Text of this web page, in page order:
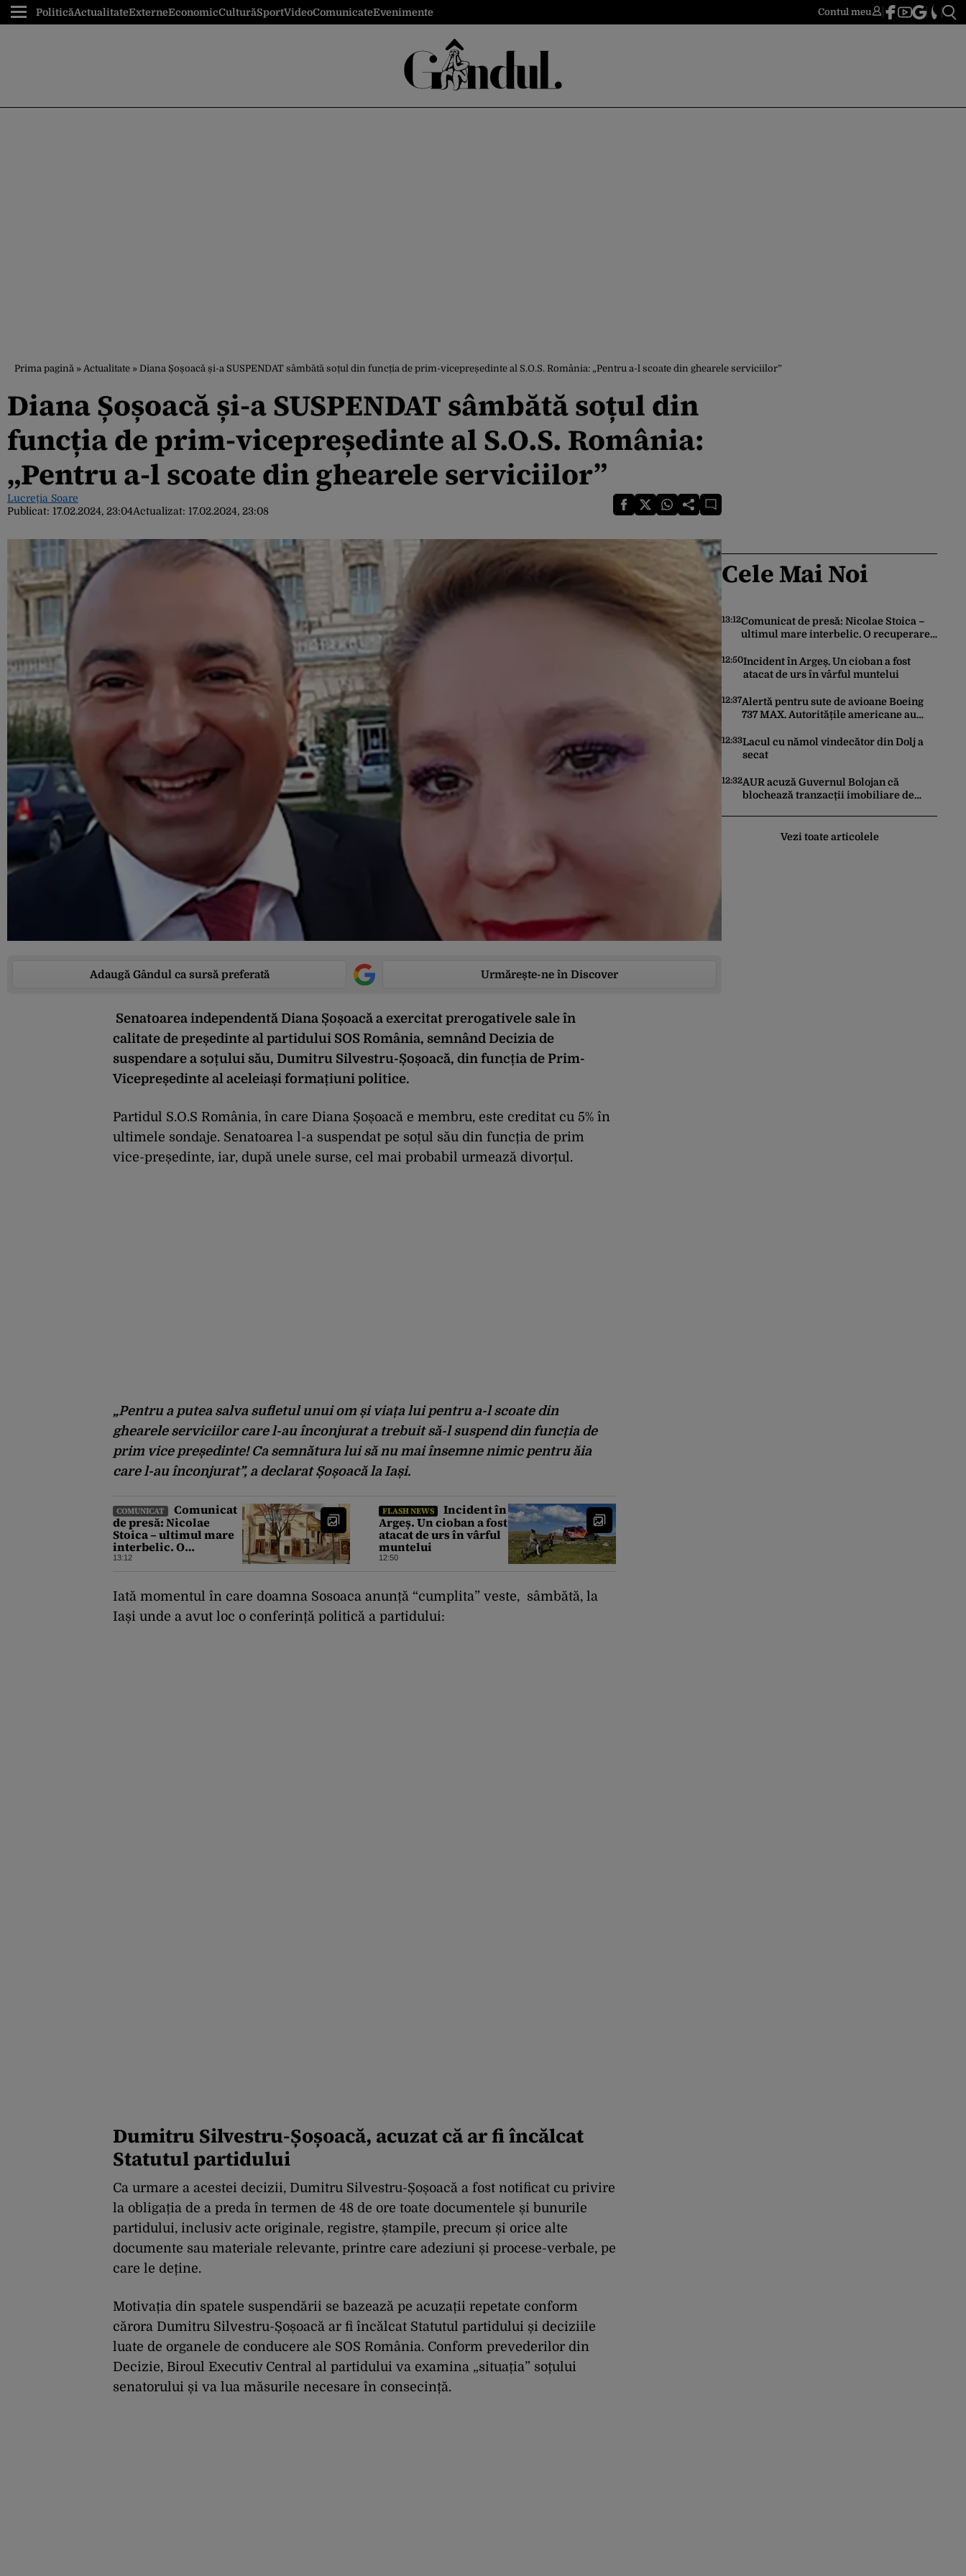
PoliticăActualitateExterneEconomicCulturăSportVideoComunicateEvenimente Contul meu
Prima pagină » Actualitate » Diana Șoșoacă și-a SUSPENDAT sâmbătă soțul din funcția de prim-vicepreședinte al S.O.S. România: „Pentru a-l scoate din ghearele serviciilor”
Diana Șoșoacă și-a SUSPENDAT sâmbătă soțul din
funcția de prim-vicepreședinte al S.O.S. România:
„Pentru a-l scoate din ghearele serviciilor”
Lucreția Soare
Publicat: 17.02.2024, 23:04Actualizat: 17.02.2024, 23:08
Adaugă Gândul ca sursă preferată Urmărește-ne în Discover
Senatoarea independentă Diana Șoșoacă a exercitat prerogativele sale în
calitate de președinte al partidului SOS România, semnând Decizia de
suspendare a soțului său, Dumitru Silvestru-Șoșoacă, din funcția de Prim-
Vicepreședinte al aceleiași formațiuni politice.
Partidul S.O.S România, în care Diana Șoșoacă e membru, este creditat cu 5% în
ultimele sondaje. Senatoarea l-a suspendat pe soțul său din funcția de prim
vice-președinte, iar, după unele surse, cel mai probabil urmează divorțul.
„Pentru a putea salva sufletul unui om și viața lui pentru a-l scoate din
ghearele serviciilor care l-au înconjurat a trebuit să-l suspend din funcția de
prim vice președinte! Ca semnătura lui să nu mai însemne nimic pentru ăia
care l-au înconjurat”, a declarat Șoșoacă la Iași.
COMUNICAT
Comunicat
de presă: Nicolae
Stoica – ultimul mare
interbelic. O
recuperare istorică
13:12
FLASH NEWS
Incident în
Argeș. Un cioban a fost
atacat de urs în vârful
muntelui
12:50
Iată momentul în care doamna Sosoaca anunță “cumplita” veste, sâmbătă, la
Iași unde a avut loc o conferință politică a partidului:
Dumitru Silvestru-Șoșoacă, acuzat că ar fi încălcat
Statutul partidului
Ca urmare a acestei decizii, Dumitru Silvestru-Șoșoacă a fost notificat cu privire
la obligația de a preda în termen de 48 de ore toate documentele și bunurile
partidului, inclusiv acte originale, registre, ștampile, precum și orice alte
documente sau materiale relevante, printre care adeziuni și procese-verbale, pe
care le deține.
Motivația din spatele suspendării se bazează pe acuzații repetate conform
cărora Dumitru Silvestru-Șoșoacă ar fi încălcat Statutul partidului și deciziile
luate de organele de conducere ale SOS România. Conform prevederilor din
Decizie, Biroul Executiv Central al partidului va examina „situația” soțului
senatorului și va lua măsurile necesare în consecință.
Cele Mai Noi
13:12Comunicat de presă: Nicolae Stoica –
ultimul mare interbelic. O recuperare
12:50Incident în Argeș. Un cioban a fost
atacat de urs în vârful muntelui
12:37Alertă pentru sute de avioane Boeing
737 MAX. Autoritățile americane au
unor fisuri în structura aeronavelor
12:33Lacul cu nămol vindecător din Dolj a
secat
12:32AUR acuză Guvernul Bolojan că
blochează tranzacții imobiliare de
Vezi toate articolele